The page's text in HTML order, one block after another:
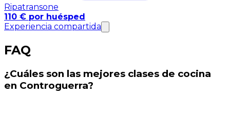
Ripatransone
110 € por huésped
Experiencia compartida
FAQ
¿Cuáles son las mejores clases de cocina
en Controguerra?